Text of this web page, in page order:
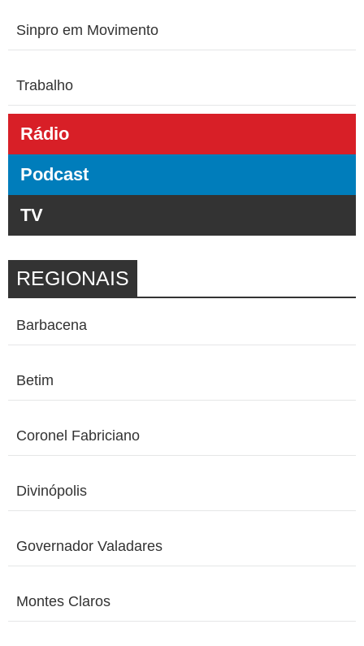
Sinpro em Movimento
Trabalho
Rádio
Podcast
TV
REGIONAIS
Barbacena
Betim
Coronel Fabriciano
Divinópolis
Governador Valadares
Montes Claros